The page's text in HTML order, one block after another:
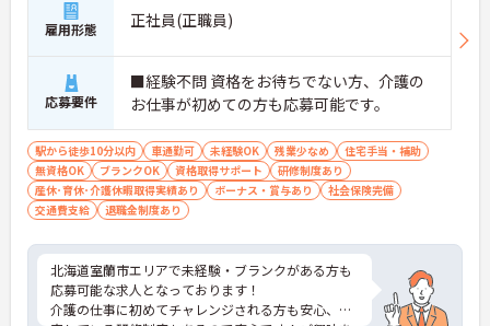
雇用形態 正社員(正職員)
応募要件
■経験不問 資格をお待ちでない方、介護の
お仕事が初めての方も応募可能です。
駅から徒歩10分以内 車通勤可 未経験OK 残業少なめ
住宅手当・補助
無資格OK
ブランクOK 資格取得サポート
研修制度あり
産休･育休･介護休暇取得実績あり
ボーナス・賞与あり
社会保険完備
交通費支給
退職金制度あり
北海道室蘭市エリアで未経験・ブランクがある方も
応募可能な求人となっております！
介護の仕事に初めてチャレンジされる方も安心、充